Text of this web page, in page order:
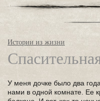
Истории из жизни
У меня дочке было два
нами в одной комнате. Ее